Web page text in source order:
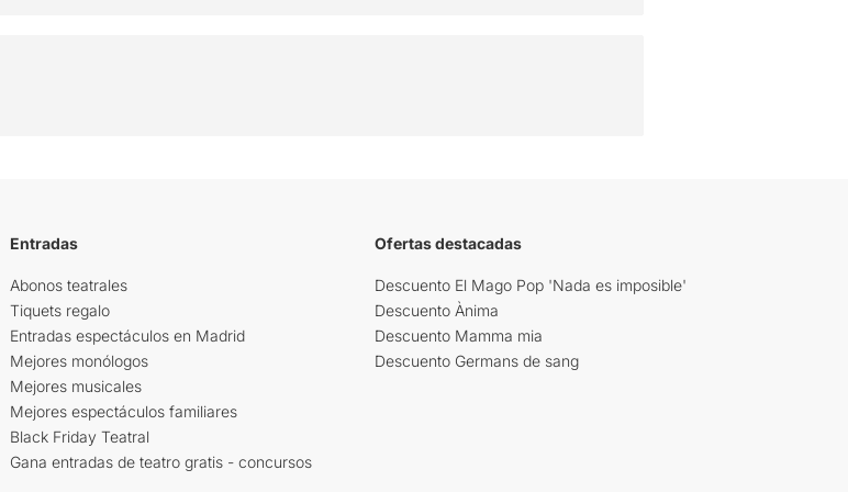
Entradas
Abonos teatrales
Tiquets regalo
Entradas espectáculos en Madrid
Mejores monólogos
Mejores musicales
Mejores espectáculos familiares
Black Friday Teatral
Gana entradas de teatro gratis - concursos
Ofertas destacadas
Descuento El Mago Pop 'Nada es imposible'
Descuento Ànima
Descuento Mamma mia
Descuento Germans de sang